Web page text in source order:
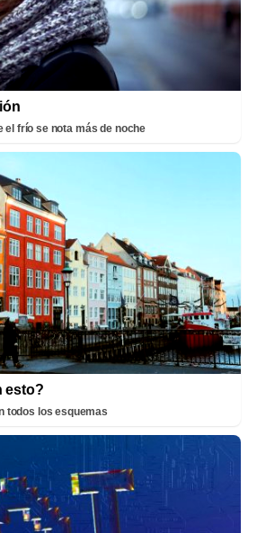
el frío se nota más de noche
esto?
todos los esquemas